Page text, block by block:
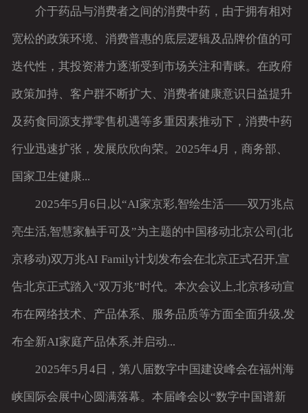
介于药品与消费者之间的消费中药，由于拥有相对
宽松的政策环境、消费普惠的底层逻辑及品牌价值的可
迭代性，其投资潜力逐渐受到市场关注和青睐。在政府
政策加持、客户群不断扩大、消费者健康意识日益提升
及药食同源支撑零售机遇等多重因素推动下，消费中药
行业迅速扩张，发展欣欣向荣。2025年4月，商务部、
国家卫生健康...
2025年5月6日,以“AI家京彩,智绘生活——双万兆点
亮生活,智慧家触手可及”为主题的中国移动北京公司(北
京移动)双万兆AI Family计划发布会在北京正式召开,宣
告北京正式踏入“双万兆”时代。本次会议上,北京移动宣
布在网络技术、产品体系、服务品质等方面全面升级,发
布全新AI家庭产品体系,并启动...
2025年5月4日，第八届数字中国建设峰会在福州海
峡国际会展中心圆满落幕。本届峰会以“数字中国谱新